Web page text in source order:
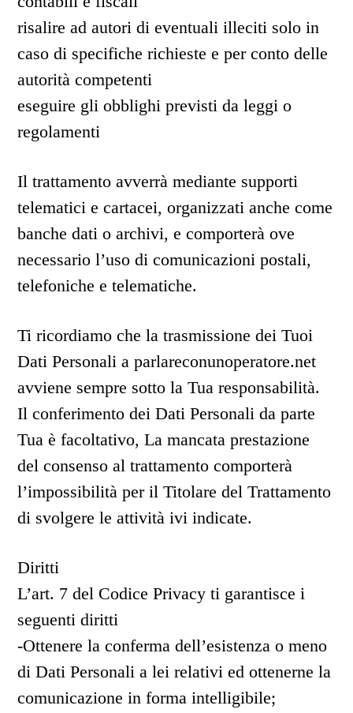
risalire ad autori di eventuali illeciti solo in
caso di specifiche richieste e per conto delle
autorità competenti
eseguire gli obblighi previsti da leggi o
regolamenti
Il trattamento avverrà mediante supporti
telematici e cartacei, organizzati anche come
banche dati o archivi, e comporterà ove
necessario l’uso di comunicazioni postali,
telefoniche e telematiche.
Ti ricordiamo che la trasmissione dei Tuoi
Dati Personali a parlareconunoperatore.net
avviene sempre sotto la Tua responsabilità.
Il conferimento dei Dati Personali da parte
Tua è facoltativo, La mancata prestazione
del consenso al trattamento comporterà
l’impossibilità per il Titolare del Trattamento
di svolgere le attività ivi indicate.
Diritti
L’art. 7 del Codice Privacy ti garantisce i
seguenti diritti
-Ottenere la conferma dell’esistenza o meno
di Dati Personali a lei relativi ed ottenerne la
comunicazione in forma intelligibile;